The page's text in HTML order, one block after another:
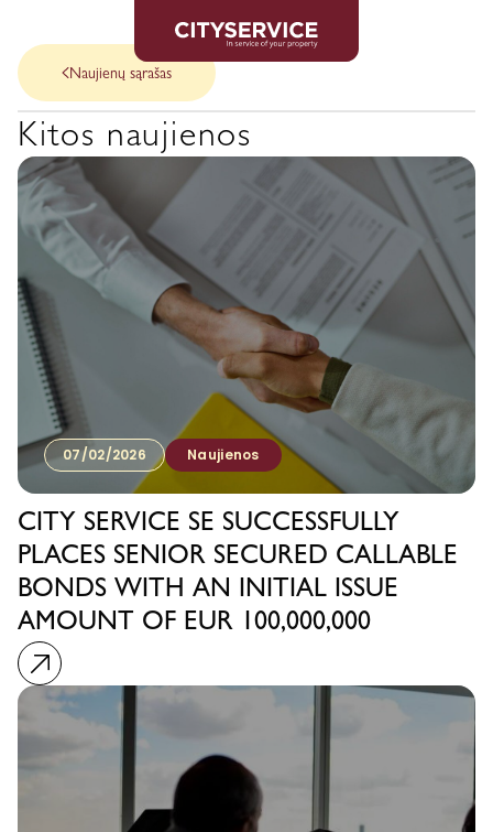
Naujienų sąrašas
Kitos naujienos
07/02/2026 Naujienos
CITY SERVICE SE SUCCESSFULLY
PLACES SENIOR SECURED CALLABLE
BONDS WITH AN INITIAL ISSUE
AMOUNT OF EUR 100,000,000